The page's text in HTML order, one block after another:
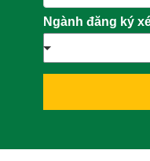
Ngành đăng ký